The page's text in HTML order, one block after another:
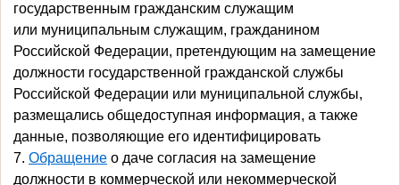
государственным гражданским служащим
или муниципальным служащим, гражданином
Российской Федерации, претендующим на замещение
должности государственной гражданской службы
Российской Федерации или муниципальной службы,
размещались общедоступная информация, а также
данные, позволяющие его идентифицировать
7. Обращение о даче согласия на замещение
должности в коммерческой или некоммерческой